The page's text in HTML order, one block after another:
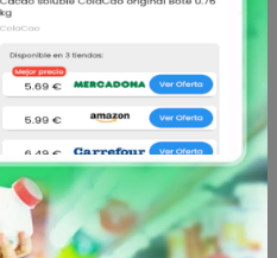
BIMBOen Pan de